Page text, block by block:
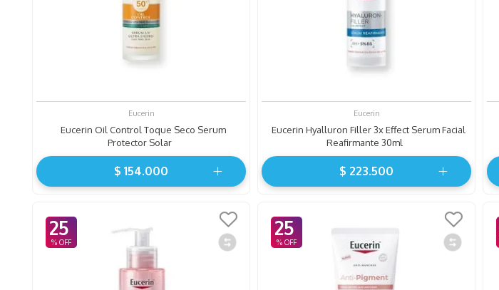
Eucerin
Eucerin Oil Control Toque Seco Serum
Protector Solar
$ 154.000
Eucerin
Eucerin Hyalluron Filler 3x Effect Serum Facial
Reafirmante 30ml
$ 223.500
25 25